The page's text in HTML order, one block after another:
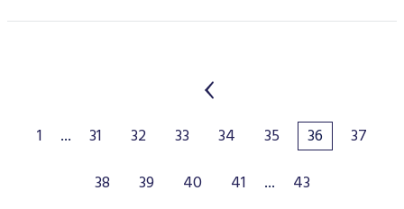
1 ... 31 32 33 34 35 36
37
38
39 40 41 ... 43